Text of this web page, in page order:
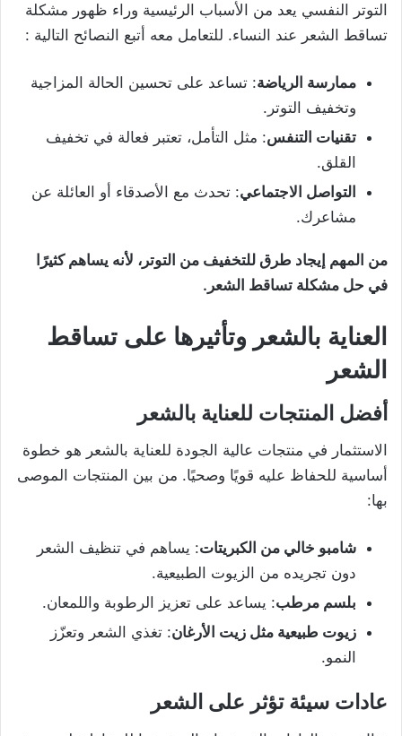
التوتر النفسي يعد من الأسباب الرئيسية وراء ظهور مشكلة
تساقط الشعر عند النساء. للتعامل معه أتبع النصائح التالية :
ممارسة الرياضة: تساعد على تحسين الحالة المزاجية
وتخفيف التوتر.
تقنيات التنفس: مثل التأمل، تعتبر فعالة في تخفيف
القلق.
التواصل الاجتماعي: تحدث مع الأصدقاء أو العائلة عن
مشاعرك.
من المهم إيجاد طرق للتخفيف من التوتر، لأنه يساهم كثيرًا
في حل مشكلة تساقط الشعر .
العناية بالشعر وتأثيرها على تساقط
الشعر
أفضل المنتجات للعناية بالشعر
الاستثمار في منتجات عالية الجودة للعناية بالشعر هو خطوة
أساسية للحفاظ عليه قويًا وصحيًا. من بين المنتجات الموصى
بها:
شامبو خالي من الكبريتات: يساهم في تنظيف الشعر
دون تجريده من الزيوت الطبيعية.
بلسم مرطب: يساعد على تعزيز الرطوبة واللمعان.
زيوت طبيعية مثل زيت الأرغان: تغذي الشعر وتعزّز
النمو.
عادات سيئة تؤثر على الشعر